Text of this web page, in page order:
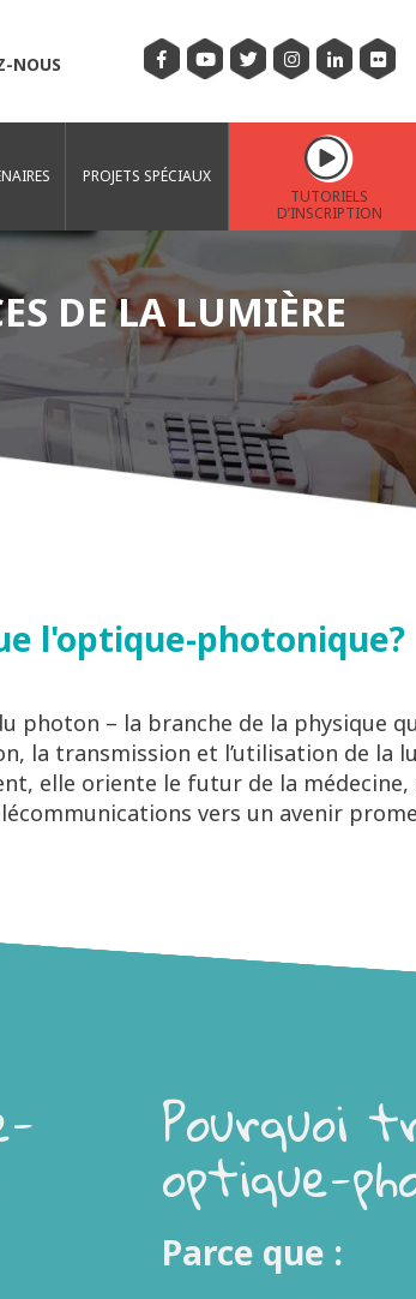
NOUS
PROJETS SPÉCIAUX
TUTORIELS
D’INSCRIPTION
DE LA LUMIÈRE
l'optique-photonique?
photon – la branche de la physique
la transmission et l’utilisation de la
elle oriente le futur de la médecine,
vers un avenir
Pourquoi
optique-
Parce que :